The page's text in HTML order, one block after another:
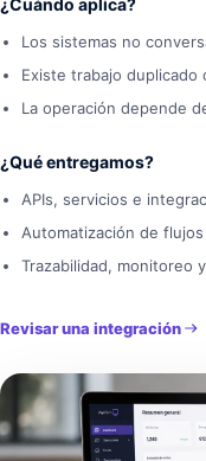
¿Cuándo aplica?
Los sistemas no
Existe trabajo duplicado
La operación depende
¿Qué entregamos?
APIs, servicios e
Automatización de
Trazabilidad, monitoreo
Revisar una integración